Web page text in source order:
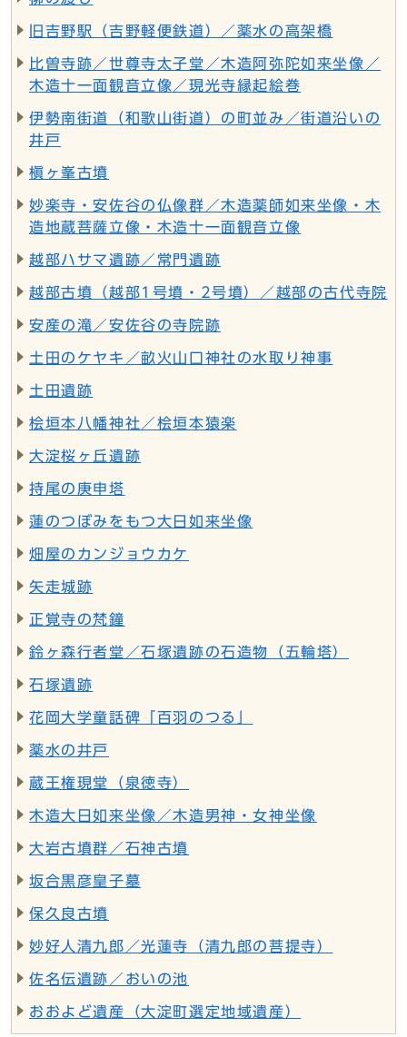
旧吉野駅（吉野軽便鉄道）／薬水の高架橋
比曽寺跡／世尊寺太子堂／木造阿弥陀如来坐像／
木造十一面観音立像／現光寺縁起絵巻
伊勢南街道（和歌山街道）の町並み／街道沿いの
井戸
槇ヶ峯古墳
妙楽寺・安佐谷の仏像群／木造薬師如来坐像・木
造地蔵菩薩立像・木造十一面観音立像
越部ハサマ遺跡／常門遺跡
越部古墳（越部1号墳・2号墳）／越部の古代寺院
安産の滝／安佐谷の寺院跡
土田のケヤキ／畝火山口神社の水取り神事
土田遺跡
桧垣本八幡神社／桧垣本猿楽
大淀桜ヶ丘遺跡
持尾の庚申塔
蓮のつぼみをもつ大日如来坐像
畑屋のカンジョウカケ
矢走城跡
正覚寺の梵鐘
鈴ヶ森行者堂／石塚遺跡の石造物（五輪塔）
石塚遺跡
花岡大学童話碑「百羽のつる」
薬水の井戸
蔵王権現堂（泉徳寺）
木造大日如来坐像／木造男神・女神坐像
大岩古墳群／石神古墳
坂合黒彦皇子墓
保久良古墳
妙好人清九郎／光蓮寺（清九郎の菩提寺）
佐名伝遺跡／おいの池
おおよど遺産（大淀町選定地域遺産）